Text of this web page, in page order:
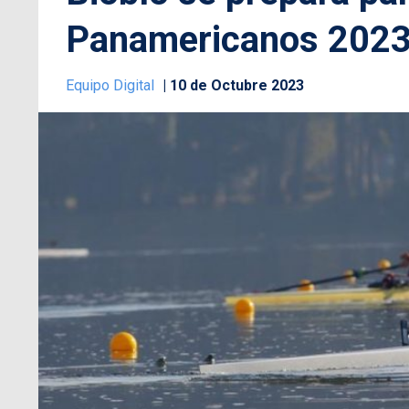
Panamericanos
Equipo Digital 10 de Octubre 2023